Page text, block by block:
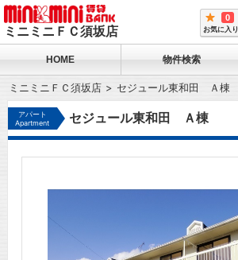
ミニミニＦＣ須坂店
0
お気に入り
HOME 物件検索
ミニミニＦＣ須坂店 セジュール東和田 Ａ棟
アパート
Apartment
セジュール東和田 Ａ棟